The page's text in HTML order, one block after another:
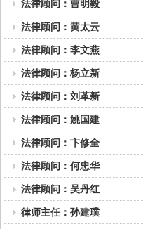
法律顾问：曹明毅
法律顾问：黄太云
法律顾问：李文燕
法律顾问：杨立新
法律顾问：刘革新
法律顾问：姚国建
法律顾问：卞修全
法律顾问：何忠华
法律顾问：吴丹红
律师主任：孙建璞